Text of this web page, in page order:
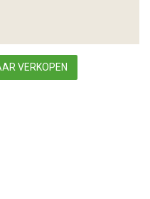
VERKOPEN